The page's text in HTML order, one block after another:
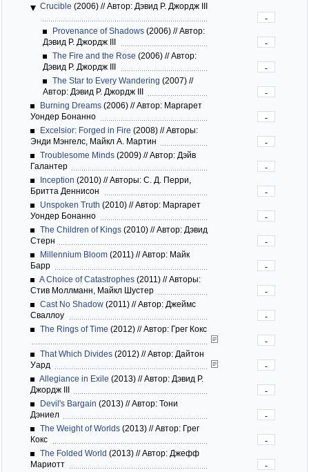
Crucible (2006) //Автор: Дэвид Р. Джордж III
-
Provenance of Shadows (2006) //Автор:
Дэвид Р. Джордж III
-
The Fire and the Rose (2006) //Автор:
Дэвид Р. Джордж III
-
The Star to Every Wandering (2007) //
Автор: Дэвид Р. Джордж III
-
Burning Dreams (2006) //Автор: Маргарет
Уондер Бонанно
-
Excelsior: Forged in Fire (2008) //Авторы:
Энди Мэнгелс, Майкл А. Мартин
-
Troublesome Minds (2009) //Автор: Дэйв
Галантер
-
Inception (2010) //Авторы: С. Д. Перри,
Бритта Деннисон
-
Unspoken Truth (2010) //Автор: Маргарет
Уондер Бонанно
-
The Children of Kings (2010) //Автор: Дэвид
Стерн
-
Millennium Bloom (2011) //Автор: Майк
Барр
-
A Choice of Catastrophes (2011) //Авторы:
Стив Моллманн, Майкл Шустер
-
Cast No Shadow (2011) //Автор: Джеймс
Сваллоу
-
The Rings of Time (2012) //Автор: Грег Кокс
-
That Which Divides (2012) //Автор: Дайтон
Уард
-
Allegiance in Exile (2013) //Автор: Дэвид Р.
Джордж III
-
Devil's Bargain (2013) //Автор: Тони
Дэниел
-
The Weight of Worlds (2013) //Автор: Грег
Кокс
-
The Folded World (2013) //Автор: Джефф
Мариотт
-